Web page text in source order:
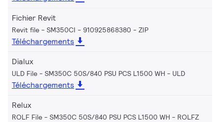
Fichier Revit
Revit file - SM350CI - 910925868380 ZIP
Téléchargements
Dialux
ULD File - SM350C 50S/840 PSU PCS L1500 WH ULD
Téléchargements
Relux
ROLF File - SM350C 50S/840 PSU PCS L1500 WH ROLFZ